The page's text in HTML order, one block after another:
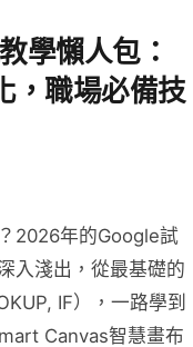
學懶人包：
，職場必備技
2026年的Google試
入淺出，從最基礎的
IF），一路學到
Canvas智慧畫布